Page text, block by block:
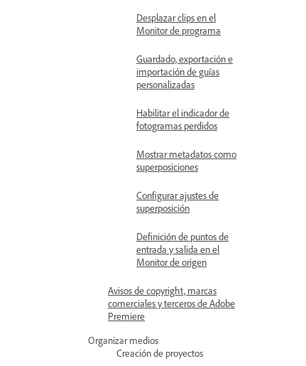
Desplazar clips en el
Monitor de programa
Guardado, exportación e
importación de guías
personalizadas
Habilitar el indicador de
fotogramas perdidos
Mostrar metadatos como
superposiciones
Configurar ajustes de
superposición
Definición de puntos de
entrada y salida en el
Monitor de origen
Avisos de copyright, marcas
comerciales y terceros de Adobe
Premiere
Organizar medios
Creación de proyectos